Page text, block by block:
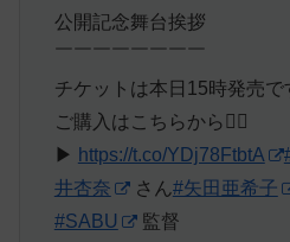
公開記念舞台挨拶
￣￣￣￣￣￣￣￣
チケットは本日15時発売で
ご購入はこちらから💁‍♀️
▶︎ https://t.co/YDj78FtbtA
井杏奈
さん#矢田亜希子
#SABU
監督